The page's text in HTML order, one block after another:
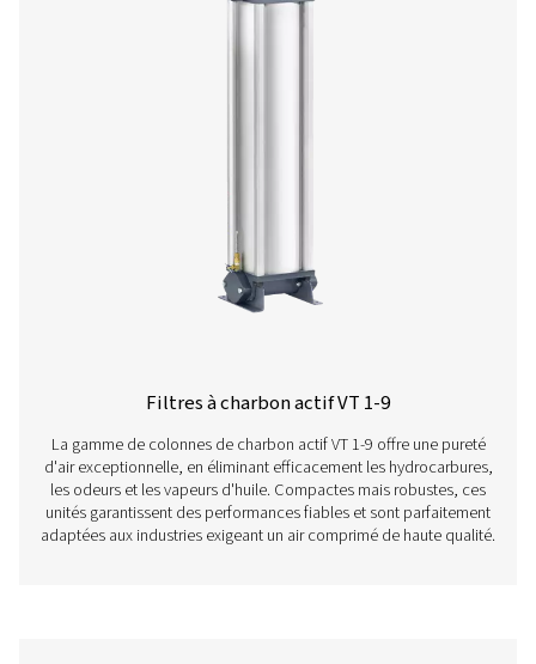
Filtres à brides FF 1-12
revêtements de protection garantissant une durée de
couvercle rotatif pour faciliter l'entretien.